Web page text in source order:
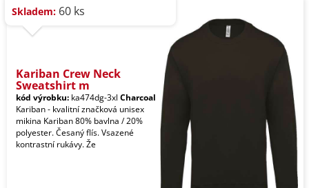
Skladem: 60 ks
Kariban Crew Neck
Sweatshirt m
kód výrobku: ka474dg-3xl Charcoal
Kariban - kvalitní značková unisex
mikina Kariban 80% bavlna / 20%
polyester. Česaný flís. Vsazené
kontrastní rukávy. Že